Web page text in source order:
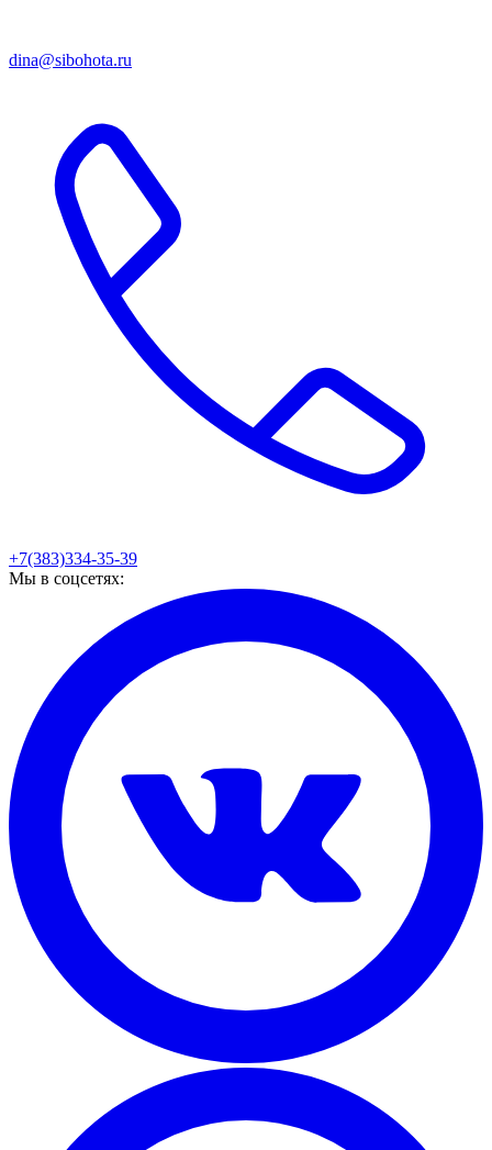
dina@sibohota.ru
+7(383)334-35-39
Мы в соцсетях: